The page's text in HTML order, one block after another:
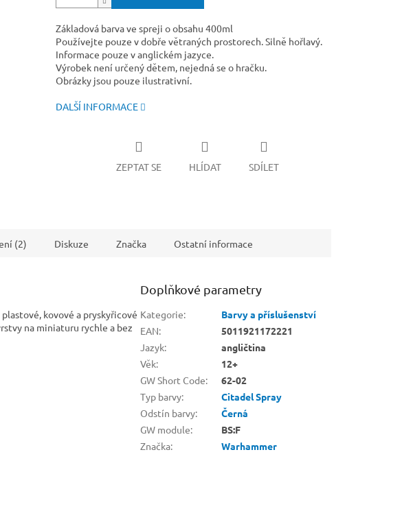
Základová barva ve spreji o obsahu 400ml
Používejte pouze v dobře větraných prostorech. Silně hořlavý.
Informace pouze v anglickém jazyce.
Výrobek není určený dětem, nejedná se o hračku.
Obrázky jsou pouze ilustrativní.
DALŠÍ INFORMACE
ZEPTAT SE HLÍDAT SDÍLET
(2) Diskuze Značka Ostatní informace
kovové a pryskyřicové
na miniaturu rychle a bez
Doplňkové parametry
Kategorie:
Barvy a příslušenství
EAN:
5011921172221
Jazyk:
angličtina
Věk:
12+
GW Short Code:
62-02
Typ barvy:
Citadel Spray
Odstín barvy:
Černá
GW module:
BS:F
Značka: Warhammer